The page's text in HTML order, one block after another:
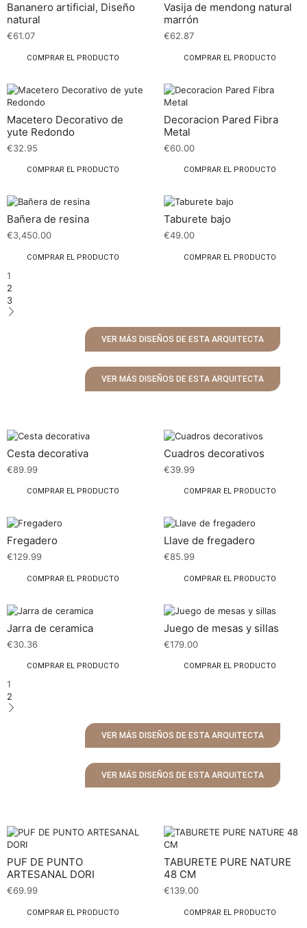
Bananero artificial, Diseño
natural
€61.07
COMPRAR EL PRODUCTO
Vasija de mendong natural
marrón
€62.87
COMPRAR EL PRODUCTO
Macetero Decorativo de
yute Redondo
€32.95
COMPRAR EL PRODUCTO
Decoracion Pared Fibra
Metal
€60.00
COMPRAR EL PRODUCTO
Bañera de resina
€3,450.00
COMPRAR EL PRODUCTO
Taburete bajo
€49.00
COMPRAR EL PRODUCTO
1
2
3
VER MÁS DISEÑOS DE ESTA ARQUITECTA
VER MÁS DISEÑOS DE ESTA ARQUITECTA
Cesta decorativa
€89.99
COMPRAR EL PRODUCTO
Cuadros decorativos
€39.99
COMPRAR EL PRODUCTO
Fregadero
€129.99
COMPRAR EL PRODUCTO
Llave de fregadero
€85.99
COMPRAR EL PRODUCTO
Jarra de ceramica
€30.36
COMPRAR EL PRODUCTO
Juego de mesas y sillas
€179.00
COMPRAR EL PRODUCTO
1
2
VER MÁS DISEÑOS DE ESTA ARQUITECTA
VER MÁS DISEÑOS DE ESTA ARQUITECTA
PUF DE PUNTO
ARTESANAL DORI
€69.99
COMPRAR EL PRODUCTO
TABURETE PURE NATURE
48 CM
€139.00
COMPRAR EL PRODUCTO